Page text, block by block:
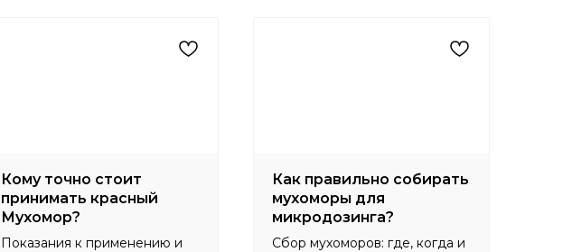
Кому точно стоит
принимать красный
Мухомор?
Показания к применению и
Как правильно собирать
мухоморы для
микродозинга?
Сбор мухоморов: где, когда и